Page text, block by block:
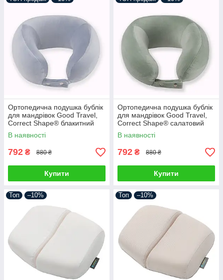
Ортопедична подушка бублік
для мандрівок Good Travel,
Correct Shape® блакитний
В наявності
792 ₴ 880 ₴
Купити
Ортопедична подушка бублік
для мандрівок Good Travel,
Correct Shape® салатовий
В наявності
792 ₴ 880 ₴
Купити
Топ –10% Топ –10%